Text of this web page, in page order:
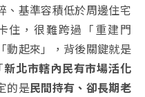
、基準容積低於周邊住宅
住，很難跨過「重建門
動起來」，背後關鍵就是
新北市轄內民有市場活化
的是民間持有、卻長期老